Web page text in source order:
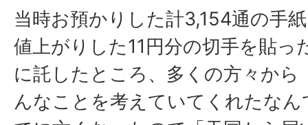
当時お預かりした計3,154通の手
値上がりした11円分の切手を貼っ
に託したところ、多くの方々か
んなことを考えていてくれたな